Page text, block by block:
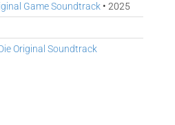
Game Soundtrack• 2025
Original Soundtrack